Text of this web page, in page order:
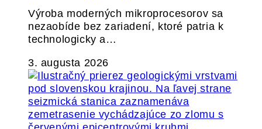
Výroba moderných mikroprocesorov sa
nezaobíde bez zariadení, ktoré patria k
technologicky a…
3. augusta 2026